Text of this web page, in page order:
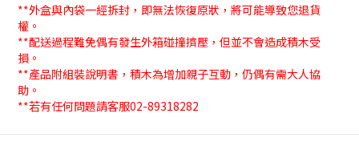
**外盒與內袋一經拆封，即無法恢復原狀，將可能導致您退貨
權。
**配送過程難免偶有發生外箱碰撞擠壓，但並不會造成積木受
損。
**產品附組裝說明書，積木為增加親子互動，仍偶有需大人協
助。
**若有任何問題請客服02-89318282